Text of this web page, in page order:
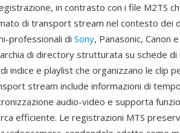
in contrasto con i file M2TS
di transport stream nel contesto dei
professionali di Sony, Panasonic, Canon
di directory strutturata su schede
indice e playlist che organizzano le clip
stream include informazioni di
audio-video e supporta
efficiente. Le registrazioni MTS